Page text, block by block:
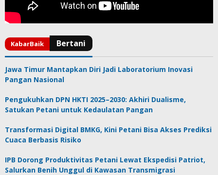
Jawa Timur Mantapkan Diri Jadi Laboratorium Inovasi
Pangan Nasional
Pengukuhkan DPN HKTI 2025–2030: Akhiri Dualisme,
Satukan Petani untuk Kedaulatan Pangan
Transformasi Digital BMKG, Kini Petani Bisa Akses Prediksi
Cuaca Berbasis Risiko
IPB Dorong Produktivitas Petani Lewat Ekspedisi Patriot,
Salurkan Benih Unggul di Kawasan Transmigrasi